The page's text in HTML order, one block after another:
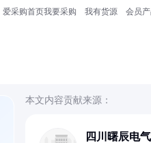
爱采购首页我要采购 我有货源 会员
本文内容贡献来源：
四川曙辰电